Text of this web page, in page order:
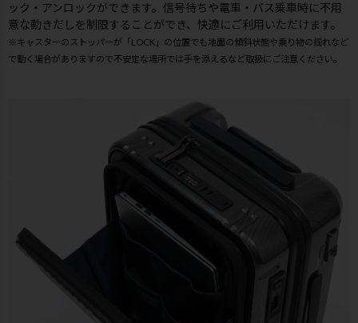
ック・アンロックができます。信号待ちや電車・バス乗車時に不用
意な動きだしを制限することができ、快適にご利用いただけます。
※キャスターのストッパーが「LOCK」の位置でも地面の傾斜状態や乗り物の揺れなど
で動く場合がありますので不安定な場所では手を添えるなど取扱にご注意ください。